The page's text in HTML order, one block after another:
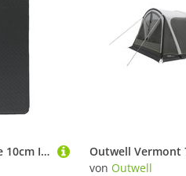
Outwell Sleepin Double 10cm Isomatte
Outwell Vermont
von Outwell